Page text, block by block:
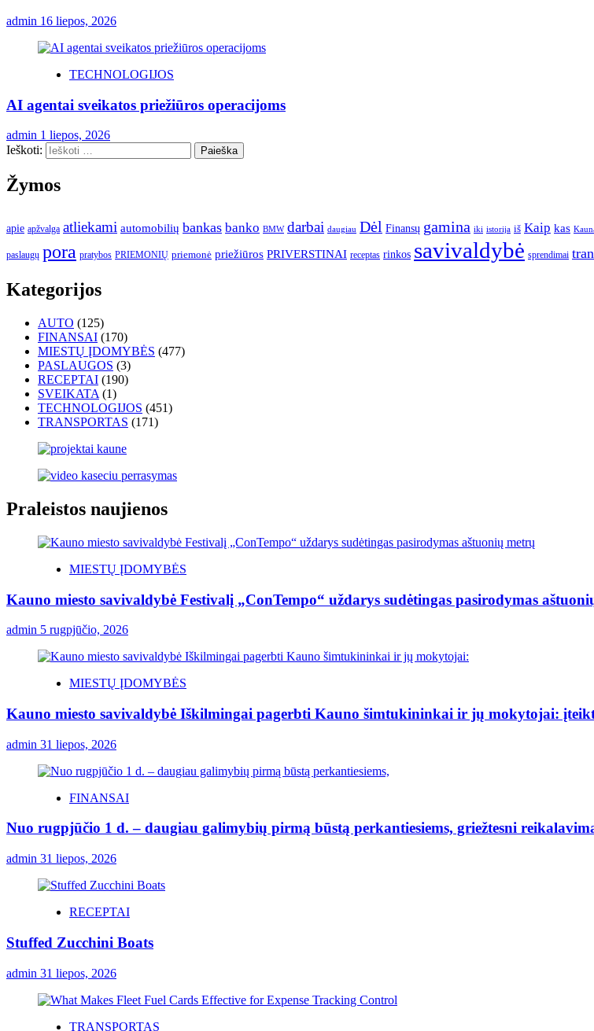
admin 16 liepos, 2026
TECHNOLOGIJOS
AI agentai sveikatos priežiūros operacijoms
admin 1 liepos, 2026
Ieškoti:
Žymos
apie apžvalga atliekami automobilių bankas banko BMW darbai daugiau Dėl Finansų gamina iki istorija iš Kaip kas
paslaugų pora pratybos PRIEMONIŲ priemonė priežiūros PRIVERSTINAI receptas rinkos savivaldybė sprendimai
Kategorijos
AUTO (125)
FINANSAI (170)
MIESTŲ ĮDOMYBĖS (477)
PASLAUGOS (3)
RECEPTAI (190)
SVEIKATA (1)
TECHNOLOGIJOS (451)
TRANSPORTAS (171)
Praleistos naujienos
MIESTŲ ĮDOMYBĖS
Kauno miesto savivaldybė Festivalį „ConTempo“ uždarys sudėtingas pasirodymas
admin 5 rugpjūčio, 2026
MIESTŲ ĮDOMYBĖS
Kauno miesto savivaldybė Iškilmingai pagerbti Kauno šimtukininkai ir jų mokytojai:
admin 31 liepos, 2026
FINANSAI
Nuo rugpjūčio 1 d. – daugiau galimybių pirmą būstą perkantiesiems, griežtesni
admin 31 liepos, 2026
RECEPTAI
Stuffed Zucchini Boats
admin 31 liepos, 2026
TRANSPORTAS